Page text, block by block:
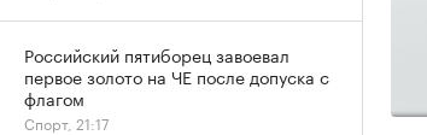
Российский пятиборец завоевал
первое золото на ЧЕ после допуска с
флагом
Спорт, 21:17